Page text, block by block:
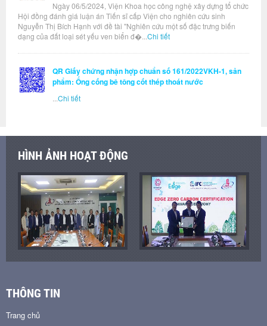
Ngày 06/5/2024, Viện Khoa học công nghệ xây dựng tổ chức
Hội đồng đánh giá luận án Tiến sĩ cấp Viện cho nghiên cứu sinh
Nguyễn Thị Bích Hạnh với đề tài "Nghiên cứu một số đặc trưng biến
dạng của đất loại sét yếu ven biển đ�... Chi tiết
QR Giấy chứng nhận hợp chuẩn số 161/2022VKH-1, sản
phẩm: Ống cống bê tông cốt thép thoát nước
Chi tiết
HÌNH ẢNH HOẠT ĐỘNG
THÔNG TIN
Trang chủ